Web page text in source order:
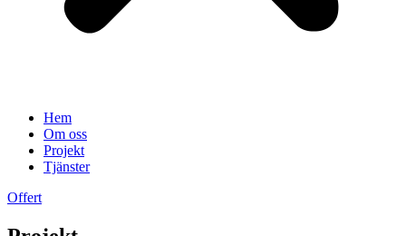
Hem
Om oss
Projekt
Tjänster
Offert